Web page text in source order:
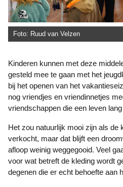
Foto: Ruud van Velzen
Kinderen kunnen met deze middelen in de gelegenheid worden
gesteld mee te gaan met het
bij het openen van het
nog vriendjes en vriendinnetjes
vriendschappen die een leven
Het zou natuurlijk mooi zijn als de kerk leeg zou worden
verkocht, maar dat blijft een
afloop weinig weggegooid. Veel
voor wat betreft de kleding wordt
degenen die er echt behoefte aan